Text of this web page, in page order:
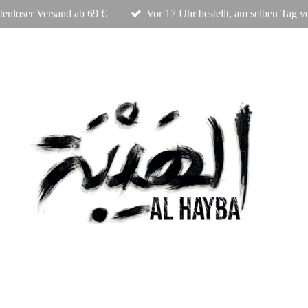
Versand ab 69 € Vor 17 Uhr bestellt, am selben Tag